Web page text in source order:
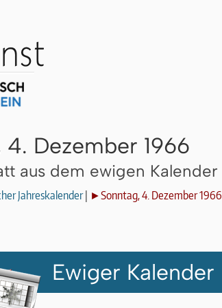
4. Dezember 1966
aus dem ewigen Kalender
Jahreskalender| ►Sonntag, 4. Dezember 1966
Ewiger Kalender